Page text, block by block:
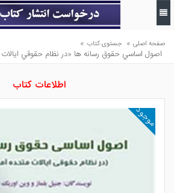
صفحه اصلی » جستوی کتاب »
اصول اساسي حقوق رسانه ها «در نظام حقوقي ايالات
اطلاعات کتاب
موجود